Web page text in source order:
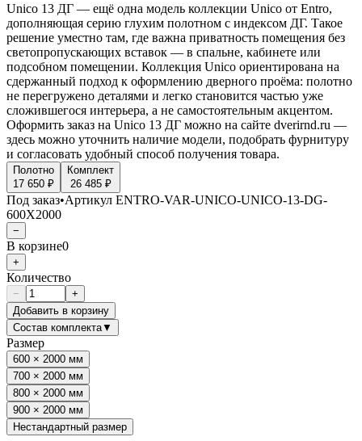
Unico 13 ДГ — ещё одна модель коллекции Unico от Entro,
дополняющая серию глухим полотном с индексом ДГ. Такое
решение уместно там, где важна приватность помещения без
светопропускающих вставок — в спальне, кабинете или
подсобном помещении. Коллекция Unico ориентирована на
сдержанный подход к оформлению дверного проёма: полотно
не перегружено деталями и легко становится частью уже
сложившегося интерьера, а не самостоятельным акцентом.
Оформить заказ на Unico 13 ДГ можно на сайте dverirnd.ru —
здесь можно уточнить наличие модели, подобрать фурнитуру
и согласовать удобный способ получения товара.
Полотно
17 650 ₽
Комплект
26 485 ₽
Под заказ•Артикул ENTRO-VAR-UNICO-UNICO-13-DG-
600X2000
−
В корзине0
+
Количество
−
+
Добавить в корзину
Состав комплекта▼
Размер
600 × 2000 мм
700 × 2000 мм
800 × 2000 мм
900 × 2000 мм
Нестандартный размер